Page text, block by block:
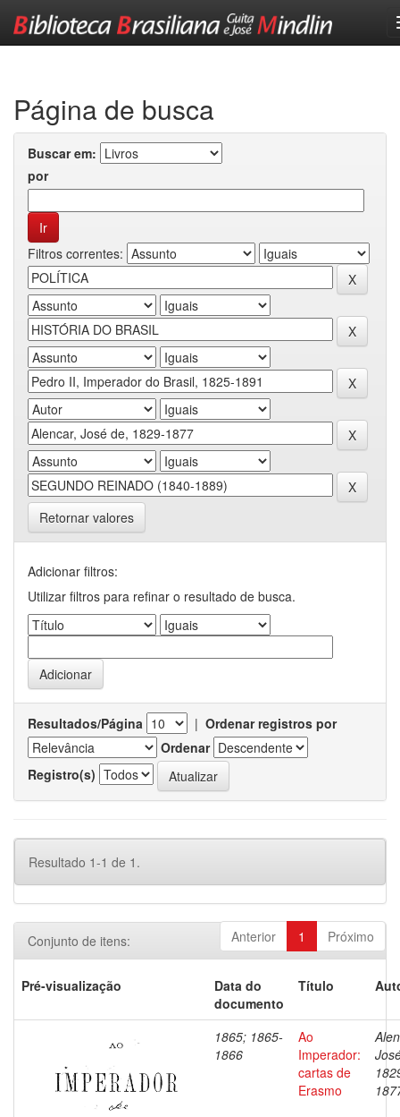
Página de busca
Buscar em:
por
Filtros correntes:
Retornar valores
Adicionar filtros:
Utilizar filtros para refinar o resultado de busca.
Resultados/Página | Ordenar registros por
Ordenar
Registro(s)
Resultado 1-1 de 1.
Anterior 1 Próximo
Conjunto de itens:
Pré-visualização
Data do
documento
Título
1865; 1865-
1866
Ao
Imperador:
cartas de
Erasmo